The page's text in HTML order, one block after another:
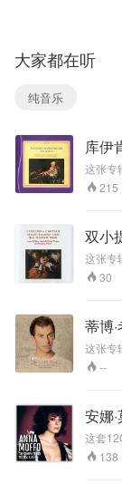
曲，情绪更复杂、
织体厚重，悲剧
性、沉思感更强。
傅聪以东方美学理
度煽情，克制、通
透，歌唱性极强，
触键音色温润，对
复调层次处理是一
大亮点，区别于很
戏剧化的处理方
式。 这版录音在伦
敦完成，钢琴音色
饱满自然，动态范
围大，是傅聪艺术
音。其中Op.48、
Op.62都是肖邦晚
期杰作：c小调
Op.48‑1 宏大悲
的夜曲，意境内敛
沧桑。
大家都在听
纯音乐
库伊
这张专
笛四
支使
制的
奏一把
阿马
历史演
K298
小提琴
而优美
大部分
215
双小
这张专
集，
哥布
克广
家虽然
默契。
30
蒂博
这张专
的古典
指挥
协奏
曲》和两部
演奏家
随父
后，他
--
安娜
这套
芙逝
1960-
138